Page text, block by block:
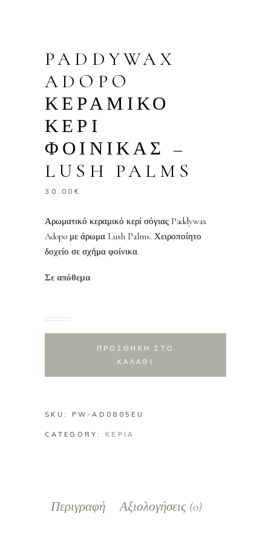
PADDYWAX
ADOPO
ΚΕΡΑΜΙΚΟ
ΚΕΡΙ
ΦΟΙΝΙΚΑΣ –
LUSH PALMS
30.00 €
Αρωματικό κεραμικό κερί σόγιας Paddywax
Adopo με άρωμα Lush Palms. Χειροποίητο
δοχείο σε σχήμα φοίνικα.
Σε απόθεμα
ΠΡΟΣΘΗΚΗ ΣΤΟ
ΚΑΛΑΘΙ
SKU: PW-AD0805EU
CATEGORY: ΚΕΡΙΑ
Περιγραφή Αξιολογήσεις (0)